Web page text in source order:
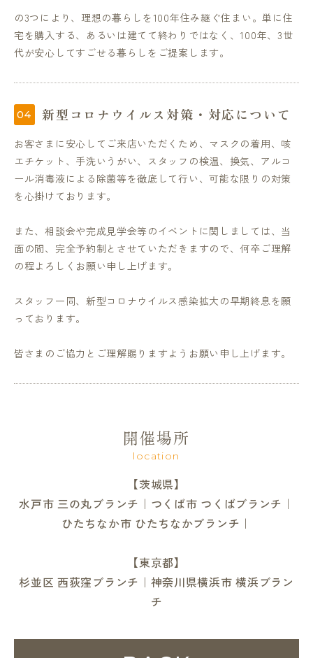
の3つにより、理想の暮らしを100年住み継ぐ住まい。単に住
宅を購入する、あるいは建てて終わりではなく、100年、3世
代が安心してすごせる暮らしをご提案します。
新型コロナウイルス対策・対応について
お客さまに安心してご来店いただくため、マスクの着用、咳
エチケット、手洗いうがい、スタッフの検温、換気、アルコ
ール消毒液による除菌等を徹底して行い、可能な限りの対策
を心掛けております。
また、相談会や完成見学会等のイベントに関しましては、当
面の間、完全予約制とさせていただきますので、何卒ご理解
の程よろしくお願い申し上げます。
スタッフ一同、新型コロナウイルス感染拡大の早期終息を願
っております。
皆さまのご協力とご理解賜りますようお願い申し上げます。
開催場所
location
【茨城県】
水戸市 三の丸ブランチ｜つくば市 つくばブランチ｜
ひたちなか市 ひたちなかブランチ｜
【東京都】
杉並区 西荻窪ブランチ｜神奈川県横浜市 横浜ブラン
チ